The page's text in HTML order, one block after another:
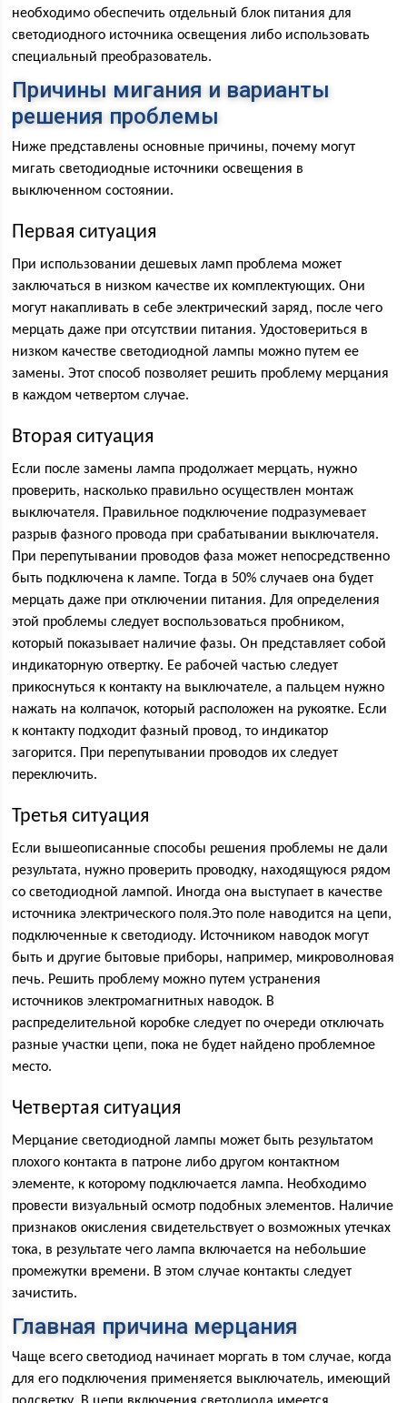
необходимо обеспечить отдельный блок питания для
светодиодного источника освещения либо использовать
специальный преобразователь.
Причины мигания и варианты
решения проблемы
Ниже представлены основные причины, почему могут
мигать светодиодные источники освещения в
выключенном состоянии.
Первая ситуация
При использовании дешевых ламп проблема может
заключаться в низком качестве их комплектующих. Они
могут накапливать в себе электрический заряд, после чего
мерцать даже при отсутствии питания. Удостовериться в
низком качестве светодиодной лампы можно путем ее
замены. Этот способ позволяет решить проблему мерцания
в каждом четвертом случае.
Вторая ситуация
Если после замены лампа продолжает мерцать, нужно
проверить, насколько правильно осуществлен монтаж
выключателя. Правильное подключение подразумевает
разрыв фазного провода при срабатывании выключателя.
При перепутывании проводов фаза может непосредственно
быть подключена к лампе. Тогда в 50% случаев она будет
мерцать даже при отключении питания. Для определения
этой проблемы следует воспользоваться пробником,
который показывает наличие фазы. Он представляет собой
индикаторную отвертку. Ее рабочей частью следует
прикоснуться к контакту на выключателе, а пальцем нужно
нажать на колпачок, который расположен на рукоятке. Если
к контакту подходит фазный провод, то индикатор
загорится. При перепутывании проводов их следует
переключить.
Третья ситуация
Если вышеописанные способы решения проблемы не дали
результата, нужно проверить проводку, находящуюся рядом
со светодиодной лампой. Иногда она выступает в качестве
источника электрического поля.Это поле наводится на цепи,
подключенные к светодиоду. Источником наводок могут
быть и другие бытовые приборы, например, микроволновая
печь. Решить проблему можно путем устранения
источников электромагнитных наводок. В
распределительной коробке следует по очереди отключать
разные участки цепи, пока не будет найдено проблемное
место.
Четвертая ситуация
Мерцание светодиодной лампы может быть результатом
плохого контакта в патроне либо другом контактном
элементе, к которому подключается лампа. Необходимо
провести визуальный осмотр подобных элементов. Наличие
признаков окисления свидетельствует о возможных утечках
тока, в результате чего лампа включается на небольшие
промежутки времени. В этом случае контакты следует
зачистить.
Главная причина мерцания
Чаще всего светодиод начинает моргать в том случае, когда
для его подключения применяется выключатель, имеющий